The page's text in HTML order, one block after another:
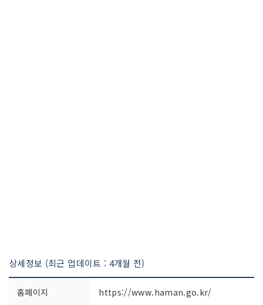
상세정보 (최근 업데이트 : 4개월 전)
홈페이지 https://www.haman.go.kr/